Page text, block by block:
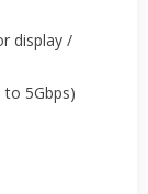
display /
to 5Gbps)